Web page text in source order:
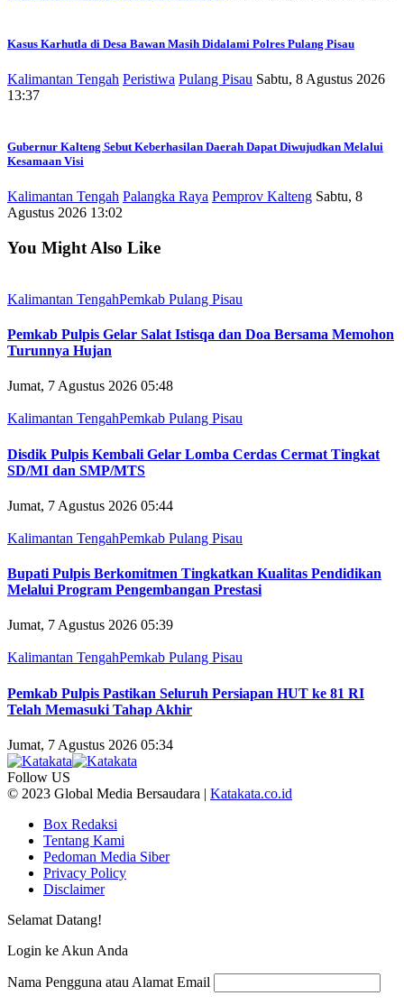
Kasus Karhutla di Desa Bawan Masih Didalami Polres Pulang Pisau
Kalimantan Tengah Peristiwa Pulang Pisau Sabtu, 8 Agustus 2026
13:37
Gubernur Kalteng Sebut Keberhasilan Daerah Dapat Diwujudkan Melalui
Kesamaan Visi
Kalimantan Tengah Palangka Raya Pemprov Kalteng Sabtu, 8
Agustus 2026 13:02
You Might Also Like
Kalimantan TengahPemkab Pulang Pisau
Pemkab Pulpis Gelar Salat Istisqa dan Doa Bersama Memohon
Turunnya Hujan
Jumat, 7 Agustus 2026 05:48
Kalimantan TengahPemkab Pulang Pisau
Disdik Pulpis Kembali Gelar Lomba Cerdas Cermat Tingkat
SD/MI dan SMP/MTS
Jumat, 7 Agustus 2026 05:44
Kalimantan TengahPemkab Pulang Pisau
Bupati Pulpis Berkomitmen Tingkatkan Kualitas Pendidikan
Melalui Program Pengembangan Prestasi
Jumat, 7 Agustus 2026 05:39
Kalimantan TengahPemkab Pulang Pisau
Pemkab Pulpis Pastikan Seluruh Persiapan HUT ke 81 RI
Telah Memasuki Tahap Akhir
Jumat, 7 Agustus 2026 05:34
Follow US
© 2023 Global Media Bersaudara | Katakata.co.id
Box Redaksi
Tentang Kami
Pedoman Media Siber
Privacy Policy
Disclaimer
Selamat Datang!
Login ke Akun Anda
Nama Pengguna atau Alamat Email